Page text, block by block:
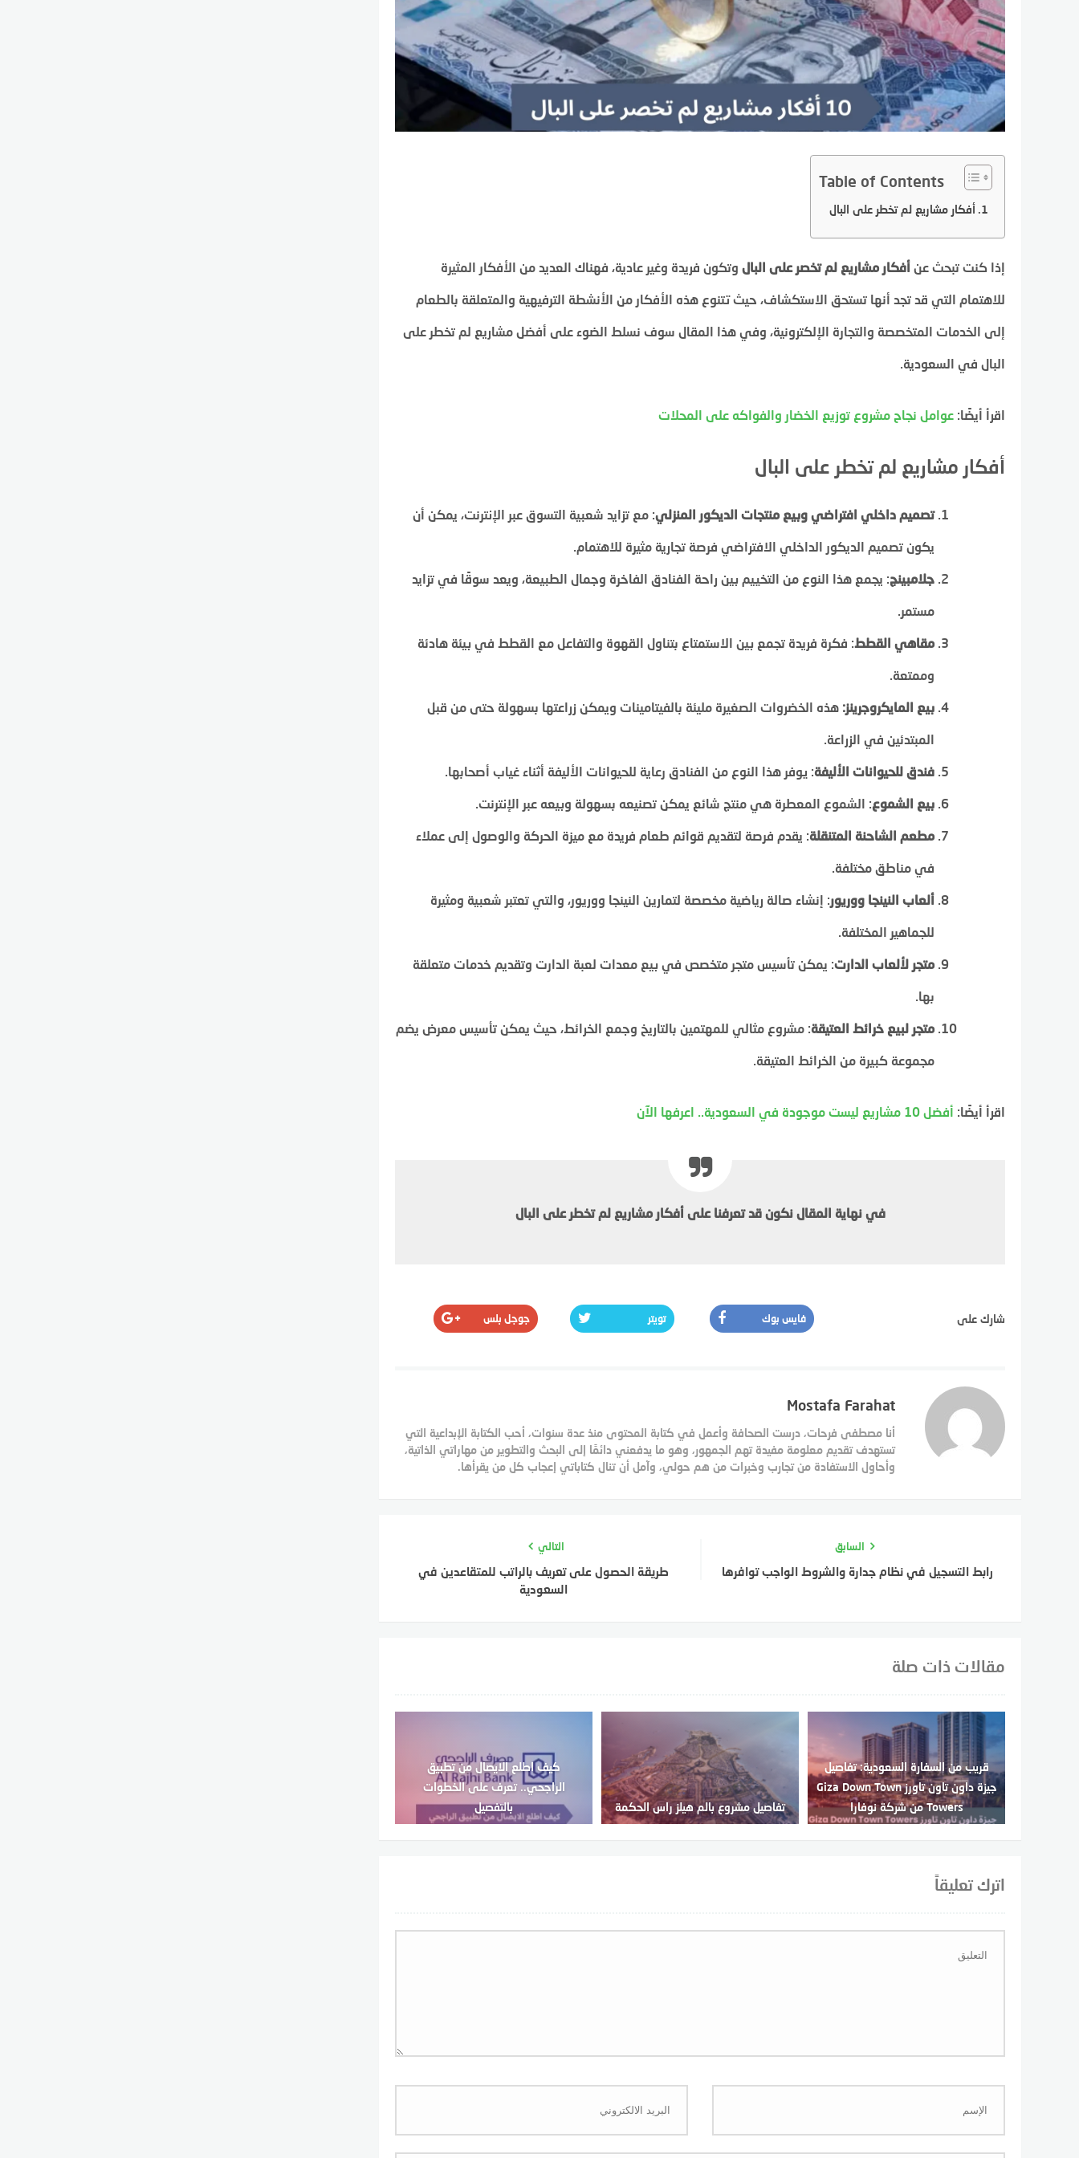
Table of Contents
أفكار مشاريع لم تخطر على البال
إذا كنت تبحث عن أفكار مشاريع لم تخصر على البال وتكون فريدة وغير عادية، فهناك العديد من الأفكار المثيرة
للاهتمام التي قد تجد أنها تستحق الاستكشاف، حيث تتنوع هذه الأفكار من الأنشطة الترفيهية والمتعلقة بالطعام
إلى الخدمات المتخصصة والتجارة الإلكترونية، وفي هذا المقال سوف نسلط الضوء على أفضل مشاريع لم تخطر على
البال في السعودية.
اقرأ أيضًا: عوامل نجاح مشروع توزيع الخضار والفواكه على المحلات
أفكار مشاريع لم تخطر على البال
تصميم داخلي افتراضي وبيع منتجات الديكور المنزلي: مع تزايد شعبية التسوق عبر الإنترنت، يمكن أن
يكون تصميم الديكور الداخلي الافتراضي فرصة تجارية مثيرة للاهتمام.
جلامبينج: يجمع هذا النوع من التخييم بين راحة الفنادق الفاخرة وجمال الطبيعة، ويعد سوقًا في تزايد
مستمر.
مقاهي القطط: فكرة فريدة تجمع بين الاستمتاع بتناول القهوة والتفاعل مع القطط في بيئة هادئة
وممتعة.
بيع المايكروجرينز: هذه الخضروات الصغيرة مليئة بالفيتامينات ويمكن زراعتها بسهولة حتى من قبل
المبتدئين في الزراعة.
فندق للحيوانات الأليفة: يوفر هذا النوع من الفنادق رعاية للحيوانات الأليفة أثناء غياب أصحابها.
بيع الشموع: الشموع المعطرة هي منتج شائع يمكن تصنيعه بسهولة وبيعه عبر الإنترنت.
مطعم الشاحنة المتنقلة: يقدم فرصة لتقديم قوائم طعام فريدة مع ميزة الحركة والوصول إلى عملاء
في مناطق مختلفة.
ألعاب النينجا ووريور: إنشاء صالة رياضية مخصصة لتمارين النينجا ووريور، والتي تعتبر شعبية ومثيرة
للجماهير المختلفة.
متجر لألعاب الدارت: يمكن تأسيس متجر متخصص في بيع معدات لعبة الدارت وتقديم خدمات متعلقة
بها.
متجر لبيع خرائط العتيقة: مشروع مثالي للمهتمين بالتاريخ وجمع الخرائط، حيث يمكن تأسيس معرض يضم
مجموعة كبيرة من الخرائط العتيقة.
اقرأ أيضًا: أفضل 10 مشاريع ليست موجودة في السعودية.. اعرفها الآن
في نهاية المقال نكون قد تعرفنا على أفكار مشاريع لم تخطر على البال
شارك على فايس بوك تويتر جوجل بلس
Mostafa Farahat
أنا مصطفى فرحات، درست الصحافة وأعمل في كتابة المحتوى منذ عدة سنوات، أحب الكتابة الإبداعية التي
تستهدف تقديم معلومة مفيدة تهم الجمهور، وهو ما يدفعني دائمًا إلى البحث والتطوير من مهاراتي الذاتية،
وأحاول الاستفادة من تجارب وخبرات من هم حولي، وآمل أن تنال كتاباتي إعجاب كل من يقرأها.
السابق
رابط التسجيل في نظام جدارة والشروط الواجب توافرها
التالي
طريقة الحصول على تعريف بالراتب للمتقاعدين في
السعودية
مقالات ذات صلة
قريب من السفارة السعودية: تفاصيل
جيزة داون تاون تاورز Giza Down Town
Towers من شركة نوفارا
تفاصيل مشروع بالم هيلز راس الحكمة
كيف اطلع الايصال من تطبيق
الراجحي.. تعرف على الخطوات
بالتفصيل
اترك تعليقاً